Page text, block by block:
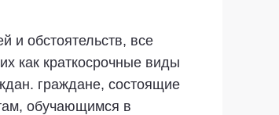
и обстоятельств, все
как краткосрочные виды
граждане, состоящие
обучающимся в